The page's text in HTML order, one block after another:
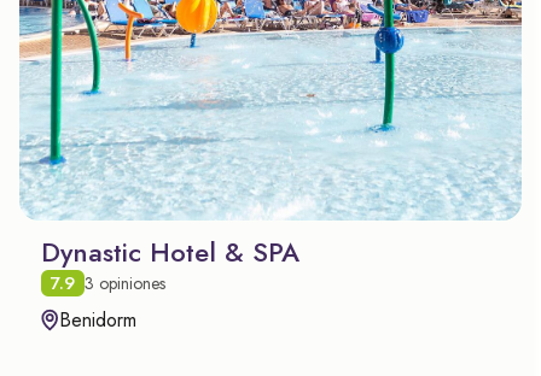
Dynastic Hotel & SPA
7.9 3 opiniones
Benidorm